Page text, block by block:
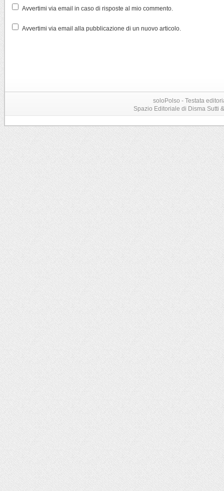
Avvertimi via email in caso di risposte al mio commento.
Avvertimi via email alla pubblicazione di un nuovo articolo.
soloPolso - Testata
Spazio Editoriale di Disma Sutti